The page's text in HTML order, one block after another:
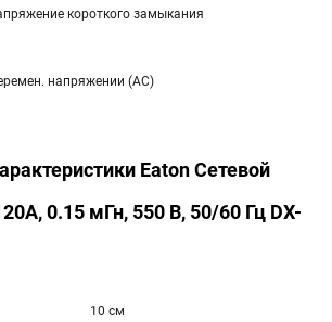
короткого замыкания
напряжении (AC)
Eaton Сетевой
0.15 мГн, 550 В, 50/60 Гц DX-
10 см